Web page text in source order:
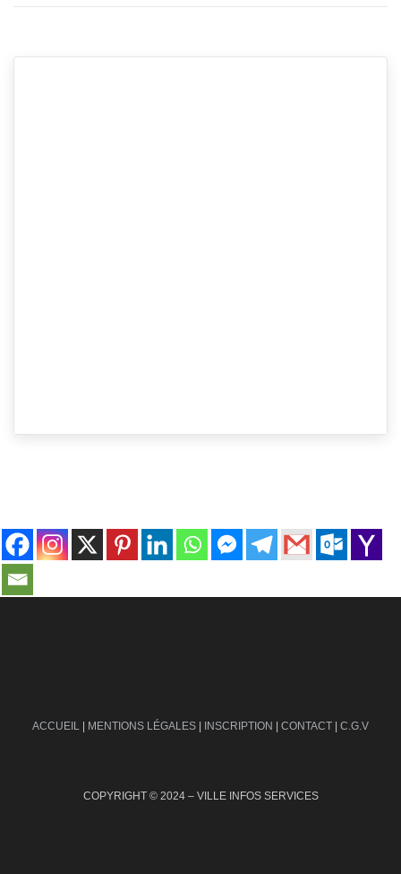
ACCUEIL | MENTIONS LÉGALES | INSCRIPTION | CONTACT | C.G.V
COPYRIGHT © 2024 – VILLE INFOS SERVICES